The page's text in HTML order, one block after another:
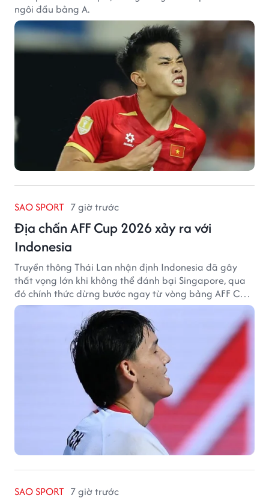
ngôi đầu bảng A.
SAO SPORT 7 giờ trước
Địa chấn AFF Cup 2026 xảy ra với
Indonesia
Truyền thông Thái Lan nhận định Indonesia đã gây
thất vọng lớn khi không thể đánh bại Singapore, qua
đó chính thức dừng bước ngay từ vòng bảng AFF Cup
2026.
SAO SPORT 7 giờ trước